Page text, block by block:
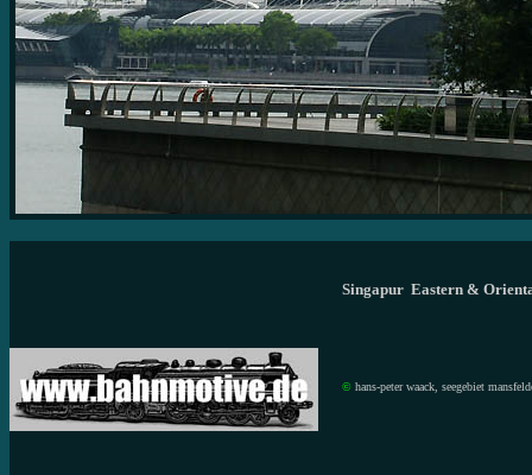
Singapur Eastern &
© hans-peter waack, seegebiet